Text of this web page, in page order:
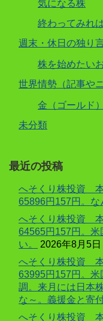
気になる株
終わってみれ
週末・休日の独り
株を始めたい
世界情勢（記事や
金（ゴールド
未分類
最近の投稿
へそくり株投資
65896円157円。な
へそくり株投資
64565円157円。米
い。
2026年8月5日
へそくり株投資
63995円157円。米
調。来月には日本
な～。義援金と寄
へそくり株投資